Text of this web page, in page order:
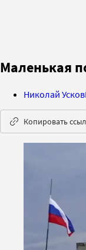
Маленькая
Николай Усков
Копировать